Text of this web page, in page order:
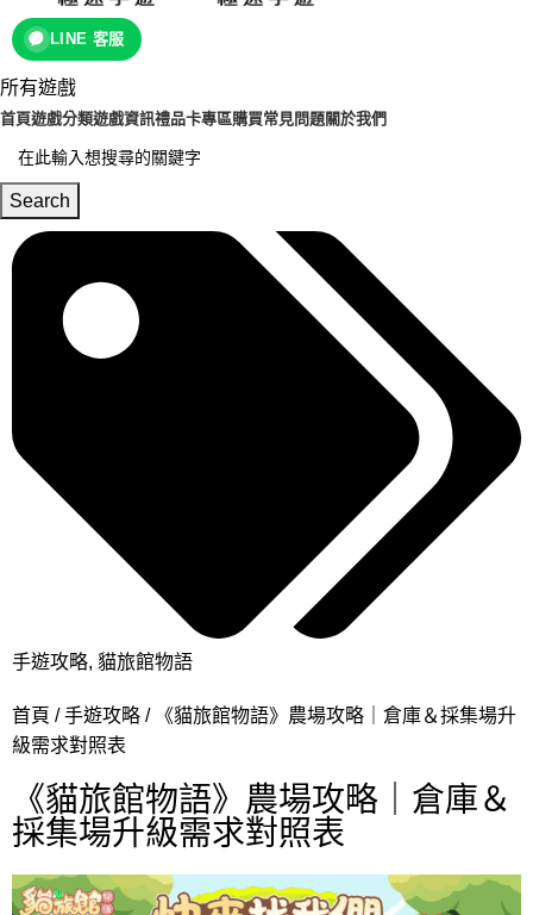
LINE 客服
所有遊戲
首頁遊戲分類遊戲資訊禮品卡專區購買常見問題關於我們
Search
手遊攻略, 貓旅館物語
首頁 手遊攻略
《貓旅館物語》農場攻略｜倉庫＆採集場升
級需求對照表
《貓旅館物語》農場攻略｜倉庫＆
採集場升級需求對照表